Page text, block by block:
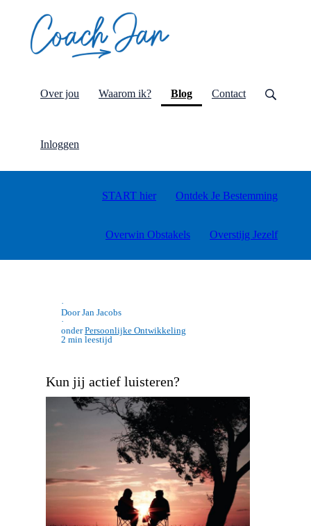
Over jou Waarom ik? Blog(current)
Contact
Inloggen
START hier Ontdek Je Bestemming
Overwin Obstakels Overstijg Jezelf
·
Door Jan Jacobs
·
onderPersoonlijke Ontwikkeling
2 min leestijd
Kun jij actief luisteren?